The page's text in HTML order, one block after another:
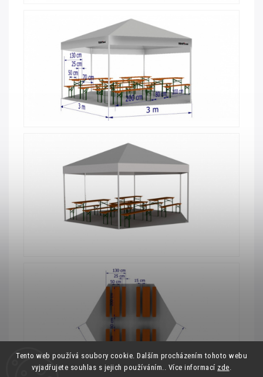
Tento web používá soubory cookie. Dalším procházením tohoto webu
vyjadřujete souhlas s jejich používáním.. Více informací zde